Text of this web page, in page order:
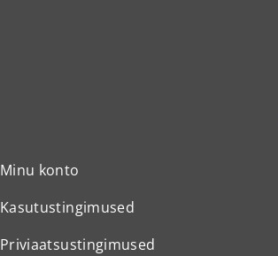
Minu konto
Kasutustingimused
Priviaatsustingimused